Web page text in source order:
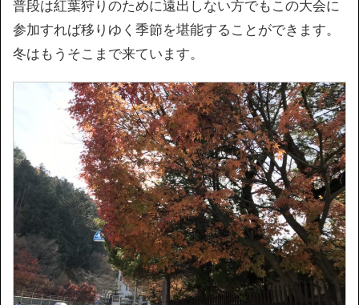
普段は紅葉狩りのために遠出しない方でもこの大会に
参加すれば移りゆく季節を堪能することができます。
冬はもうそこまで来ています。